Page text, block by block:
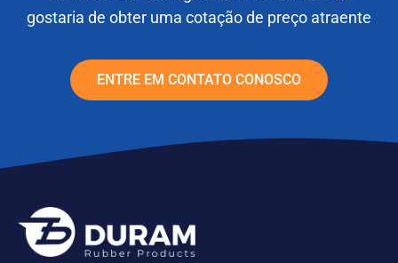
gostaria de obter uma cotação de preço atraente
ENTRE EM CONTATO CONOSCO